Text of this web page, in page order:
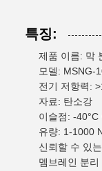
특징:
제품 이름: 막
모델: MSNG-
전기 저항력:
자료: 탄소강
이슬점: -40°C
유량: 1-1000
신뢰할 수 있
멤브레인 분